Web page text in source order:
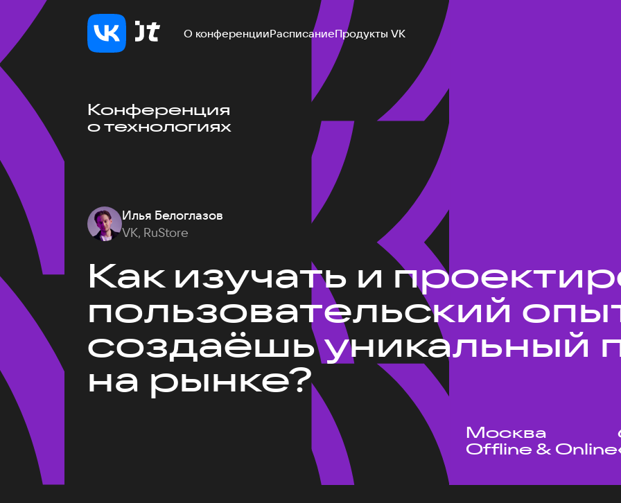
О конференцииРасписаниеПродукты VK
Конференция
о технологиях
Илья Белоглазов
VK, RuStore
Как изучать и
пользовательский
создаёшь уникальный
на рынке?
Москва
Offline & Online